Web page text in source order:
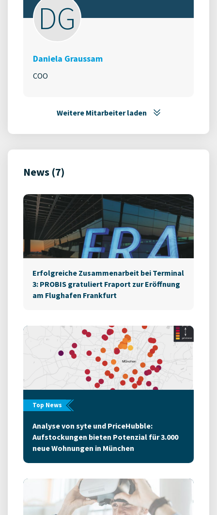
DG
Daniela Graussam
COO
Weitere Mitarbeiter laden
News (7)
Erfolgreiche Zusammenarbeit bei Terminal
3: PROBIS gratuliert Fraport zur Eröffnung
am Flughafen Frankfurt
Top News
Analyse von syte und PriceHubble:
Aufstockungen bieten Potenzial für 3.000
neue Wohnungen in München